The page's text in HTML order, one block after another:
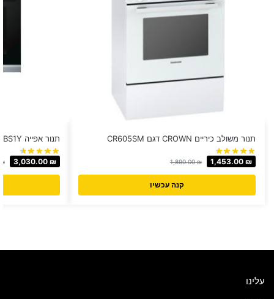
תנור משולב כיריים CROWN דגם CR605SM
1,890.00₪ 1,453.00 ₪
קנה עכשיו
תנור אפייה HBG632BS1Y דגם Bosch בוש
₪ 3,030.00 ₪
עלינו